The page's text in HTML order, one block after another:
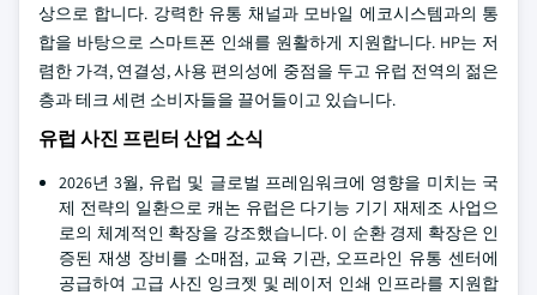
상으로 합니다. 강력한 유통 채널과 모바일 에코시스템과의 통
합을 바탕으로 스마트폰 인쇄를 원활하게 지원합니다. HP는 저
렴한 가격, 연결성, 사용 편의성에 중점을 두고 유럽 전역의 젊은
층과 테크 세련 소비자들을 끌어들이고 있습니다.
유럽 사진 프린터 산업 소식
2026년 3월, 유럽 및 글로벌 프레임워크에 영향을 미치는 국
제 전략의 일환으로 캐논 유럽은 다기능 기기 재제조 사업으
로의 체계적인 확장을 강조했습니다. 이 순환 경제 확장은 인
증된 재생 장비를 소매점, 교육 기관, 오프라인 유통 센터에
공급하여 고급 사진 잉크젯 및 레이저 인쇄 인프라를 지원합